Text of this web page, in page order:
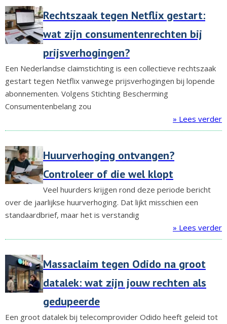
Rechtszaak tegen Netflix gestart:
wat zijn consumentenrechten bij
prijsverhogingen?
Een Nederlandse claimstichting is een collectieve rechtszaak
gestart tegen Netflix vanwege prijsverhogingen bij lopende
abonnementen. Volgens Stichting Bescherming
Consumentenbelang zou
» Lees verder
Huurverhoging ontvangen?
Controleer of die wel klopt
Veel huurders krijgen rond deze periode bericht
over de jaarlijkse huurverhoging. Dat lijkt misschien een
standaardbrief, maar het is verstandig
» Lees verder
Massaclaim tegen Odido na groot
datalek: wat zijn jouw rechten als
gedupeerde
Een groot datalek bij telecomprovider Odido heeft geleid tot